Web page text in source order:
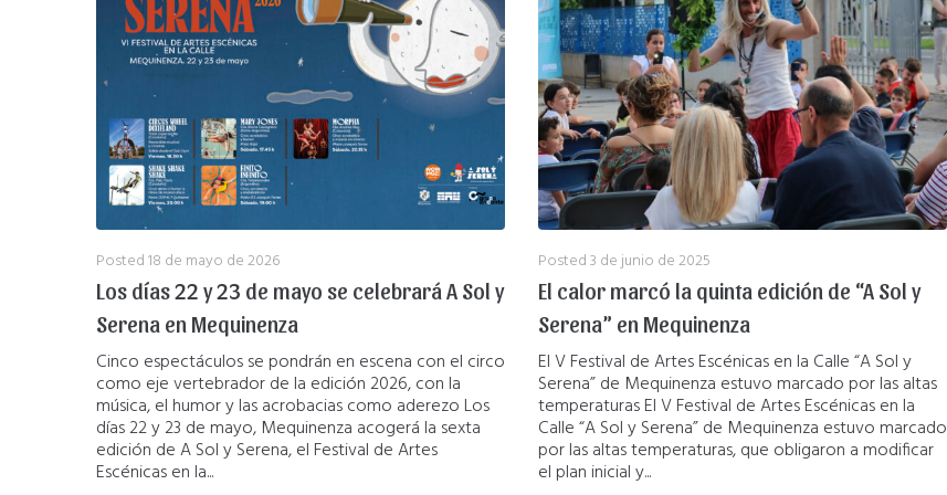
Posted18 de mayo de 2026
Los días 22 y 23 de mayo se celebrará A Sol y
Serena en Mequinenza
Cinco espectáculos se pondrán en escena con el circo
como eje vertebrador de la edición 2026, con la
música, el humor y las acrobacias como aderezo Los
días 22 y 23 de mayo, Mequinenza acogerá la sexta
edición de A Sol y Serena, el Festival de Artes
Escénicas en la...
Posted3 de junio de 2025
El calor marcó la quinta edición de “A Sol y
Serena” en Mequinenza
El V Festival de Artes Escénicas en la Calle “A Sol y
Serena” de Mequinenza estuvo marcado por las altas
temperaturas El V Festival de Artes Escénicas en la
Calle “A Sol y Serena” de Mequinenza estuvo marcado
por las altas temperaturas, que obligaron a modificar
el plan inicial y...